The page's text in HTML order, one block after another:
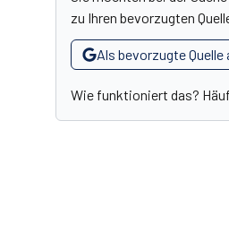
zu Ihren bevorzugten
Als bevorzugte Quelle
Wie funktioniert das?